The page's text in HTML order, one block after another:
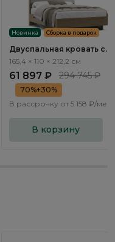
Новинка Сборка в подарок
Двуспальная кровать с
подъемным механизмом
Терамо / Teramo TA201.3
165,4 × 110 × 212,2 см
61 897 ₽ 294 745 ₽
70%+30%
В рассрочку от 5 158 ₽/
В корзину